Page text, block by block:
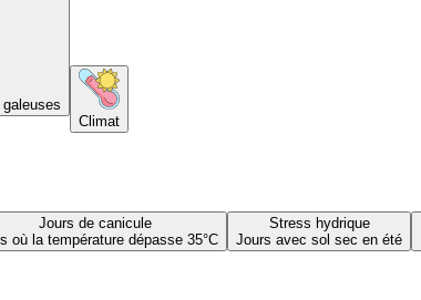
galeuses
Climat
Jours de canicule
où la température dépasse 35°C
Stress hydrique
Jours avec sol sec en été